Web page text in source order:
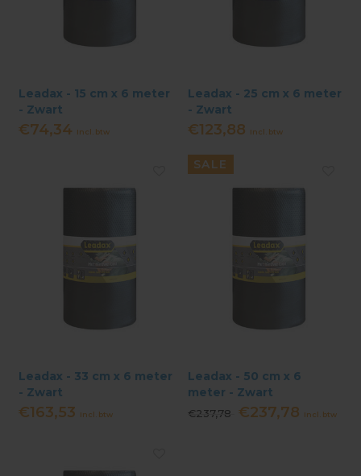
Leadax - 15 cm x 6 meter
- Zwart
€74,34 Incl. btw
Leadax - 25 cm x 6 meter
- Zwart
€123,88 Incl. btw
Leadax - 33 cm x 6 meter
- Zwart
€163,53 Incl. btw
SALE
Leadax - 50 cm x 6
meter - Zwart
€237,78 €237,78 Incl. btw